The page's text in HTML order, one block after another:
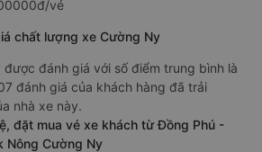
vé
chất lượng xe Cường Ny
đánh giá với số điểm trung bình là
đánh giá của khách hàng đã trải
nhà xe này.
đặt mua vé xe khách từ Đồng Phú -
Nông Cường Ny